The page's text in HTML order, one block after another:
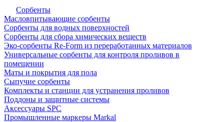
Сорбенты
Масловпитывающие сорбенты
Сорбенты для водных поверхностей
Сорбенты для сбора химических веществ
Эко-сорбенты Re-Form из переработанных материалов
Универсальные сорбенты для контроля проливов в
помещении
Маты и покрытия для пола
Сыпучие сорбенты
Комплекты и станции для устранения проливов
Поддоны и защитные системы
Аксессуары SPC
Промышленные маркеры Markal